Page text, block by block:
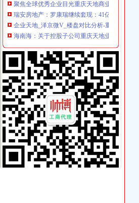
瑞安房地产：罗康瑞继续套现：41亿把重庆天
企业天地_泽京微V_楼盘对比分析-重庆乐居
海南海：关于控股子公司重庆天地业有限责任
海南海：关于控股子公司重庆天地业有限责任
海南海：关于拟转让重庆市忠县同正小额贷款
重庆三峡水利电力（集团）股份有限公司第六
重庆三峡水利电力（集团）股份有限公司第六
重庆浩博天地附近会计招聘|重庆浩博天地附近
海南海股份有限公司关於控股子公司重庆天地
重庆天地商家联合签约仪式（组图）（2）-地
[关联交易]海南海：关于控股子公司重庆天地
（财务管理部）预付卡销售收银员_华润置地
海南海股份有限公司关于控股子公司重庆天地
重庆天地和工厂价装修模式有什么优势？值得
陕西天地财务会计技术培训中心怎么样-爱问知
万科融创分别接手重庆两大烂尾高楼易主_东方
海南海股份有限公司关于控股子公司重庆天地